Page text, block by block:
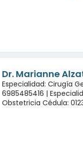
Dr. Marianne
Especialidad: Cirugía
6985485416 |
Obstetricia Cédula: